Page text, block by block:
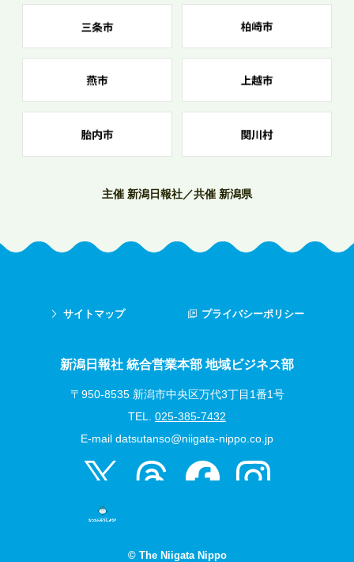
主催 新潟日報社／共催 新潟県
新潟日報社 統合営業本部 地域ビジネス部
〒950-8535 新潟市中央区万代3丁目1番1号
TEL. 025-385-7432
E-mail datsutanso@niigata-nippo.co.jp
サイトマップ プライバシーポリシー
© The Niigata Nippo